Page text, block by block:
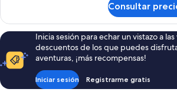
with
Pool
Front
Beach
House
with
Pool
Consultar
Inicia sesión para echar un vistazo a
descuentos de los que puedes
aventuras, ¡más recompensas!
Iniciar sesión Registrarme gratis